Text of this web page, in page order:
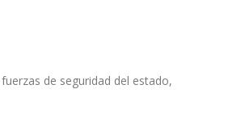
de seguridad del estado,